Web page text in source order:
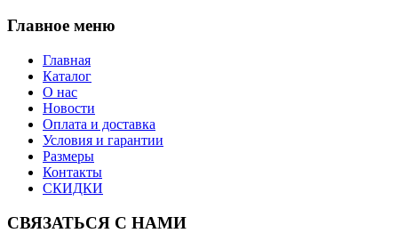
Главное меню
Главная
Каталог
О нас
Новости
Оплата и доставка
Условия и гарантии
Размеры
Контакты
СКИДКИ
СВЯЗАТЬСЯ С НАМИ